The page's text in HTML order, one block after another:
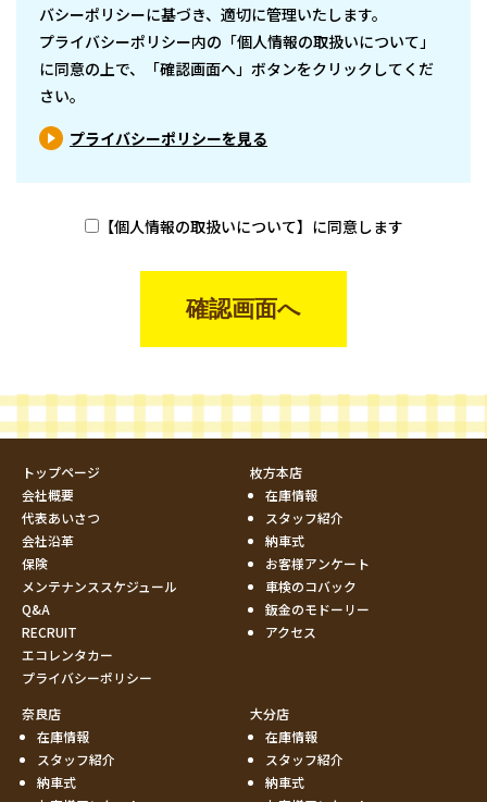
バシーポリシーに基づき、適切に管理いたします。
プライバシーポリシー内の「個人情報の取扱いについて」
に同意の上で、「確認画面へ」ボタンをクリックしてくだ
さい。
プライバシーポリシーを見る
【個人情報の取扱いについて】に同意します
トップページ
会社概要
代表あいさつ
会社沿革
保険
メンテナンススケジュール
Q&A
RECRUIT
エコレンタカー
プライバシーポリシー
枚方本店
在庫情報
スタッフ紹介
納車式
お客様アンケート
車検のコバック
鈑金のモドーリー
アクセス
奈良店
在庫情報
スタッフ紹介
納車式
大分店
在庫情報
スタッフ紹介
納車式